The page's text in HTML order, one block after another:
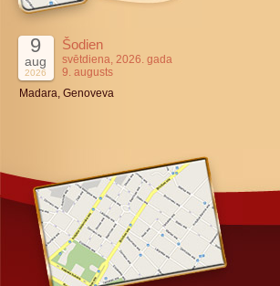
9
aug
2026
Šodien
svētdiena, 2026. gada
9. augusts
Madara, Genoveva